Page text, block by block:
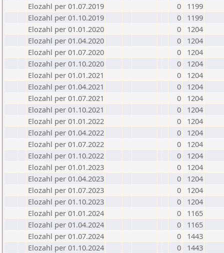
Elozahl per 01.07.2019
0
1199
Elozahl per 01.10.2019
0
1199
Elozahl per 01.01.2020
0
1204
Elozahl per 01.04.2020
0
1204
Elozahl per 01.07.2020
0
1204
Elozahl per 01.10.2020
0
1204
Elozahl per 01.01.2021
0
1204
Elozahl per 01.04.2021
0
1204
Elozahl per 01.07.2021
0
1204
Elozahl per 01.10.2021
0
1204
Elozahl per 01.01.2022
0
1204
Elozahl per 01.04.2022
0
1204
Elozahl per 01.07.2022
0
1204
Elozahl per 01.10.2022
0
1204
Elozahl per 01.01.2023
0
1204
Elozahl per 01.04.2023
0
1204
Elozahl per 01.07.2023
0
1204
Elozahl per 01.10.2023
0
1204
Elozahl per 01.01.2024
0
1165
Elozahl per 01.04.2024
0
1165
Elozahl per 01.07.2024
0
1443
Elozahl per 01.10.2024
0
1443